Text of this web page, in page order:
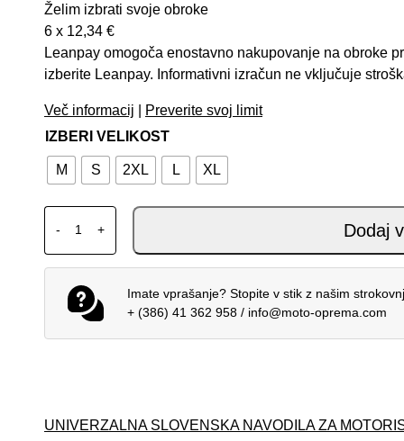
Želim izbrati svoje obroke
6 x 12,34 €
Leanpay omogoča enostavno nakupovanje na obroke
izberite Leanpay. Informativni izračun ne vključuje
Več informacij
Preverite svoj limit
IZBERI VELIKOST
M S 2XL L XL
-
ALPINESTARS MX JERSEY TECHSTAR KNIF
+ Dodaj
Imate vprašanje? Stopite v stik z našim
+ (386) 41 362 958/ info@moto-oprema.com
UNIVERZALNA SLOVENSKA NAVODILA ZA